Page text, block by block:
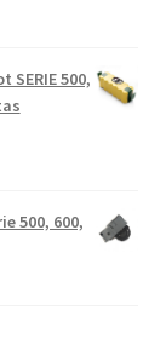
500,
500, 600,